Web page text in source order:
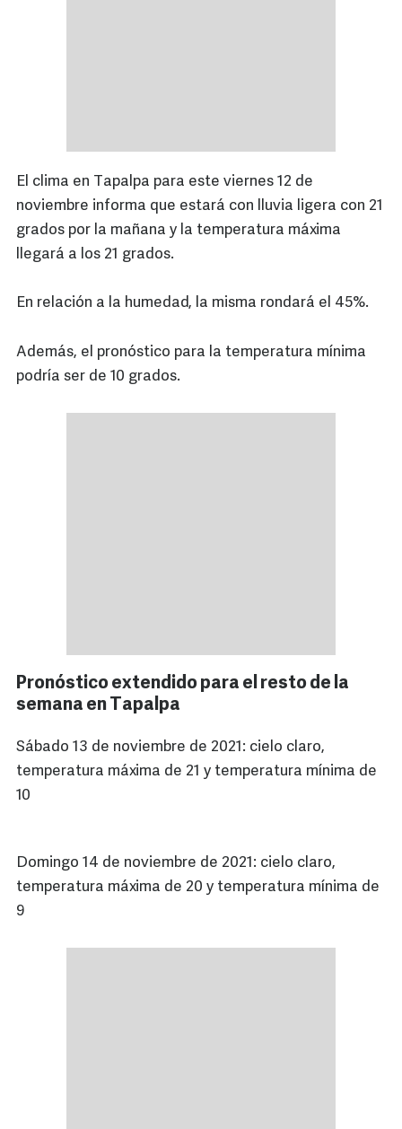
El clima en Tapalpa para este viernes 12 de
noviembre informa que estará con lluvia ligera con 21
grados por la mañana y la temperatura máxima
llegará a los 21 grados.
En relación a la humedad, la misma rondará el 45%.
Además, el pronóstico para la temperatura mínima
podría ser de 10 grados.
Pronóstico extendido para el resto de la
semana en Tapalpa
Sábado 13 de noviembre de 2021: cielo claro,
temperatura máxima de 21 y temperatura mínima de
10
Domingo 14 de noviembre de 2021: cielo claro,
temperatura máxima de 20 y temperatura mínima de
9